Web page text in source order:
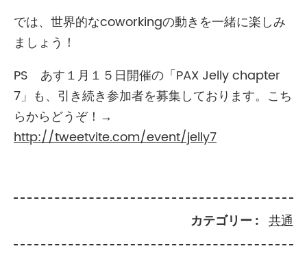
では、世界的なcoworkingの動きを一緒に楽しみ
ましょう！
PS あす１月１５日開催の「PAX Jelly chapter
7」も、引き続き参加者を募集しております。こち
らからどうぞ！→
http://tweetvite.com/event/jelly7
カテゴリー 共通